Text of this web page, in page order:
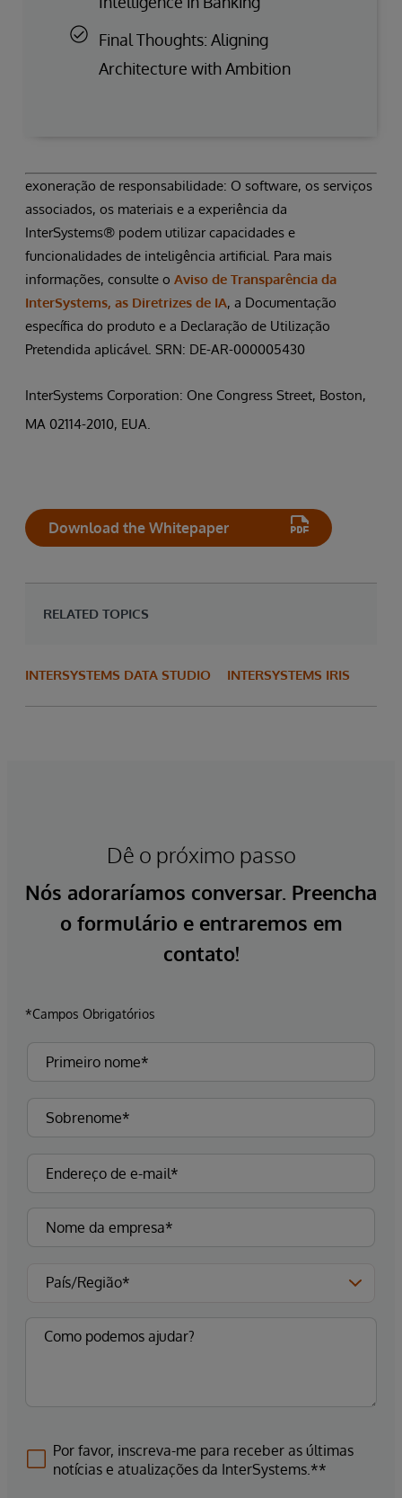
Final Thoughts: Aligning
Architecture with Ambition
exoneração de responsabilidade: O software, os serviços
associados, os materiais e a experiência da
InterSystems® podem utilizar capacidades e
funcionalidades de inteligência artificial. Para mais
informações, consulte o Aviso de Transparência da
InterSystems, as Diretrizes de IA, a Documentação
específica do produto e a Declaração de Utilização
Pretendida aplicável. SRN: DE-AR-000005430
InterSystems Corporation: One Congress Street, Boston,
MA 02114-2010, EUA.
Download the Whitepaper
RELATED TOPICS
INTERSYSTEMS DATA STUDIO INTERSYSTEMS IRIS
Dê o próximo passo
Nós adoraríamos conversar. Preencha
o formulário e entraremos em
contato!
*Campos Obrigatórios
Por favor, inscreva-me para receber as últimas
notícias e atualizações da InterSystems.**